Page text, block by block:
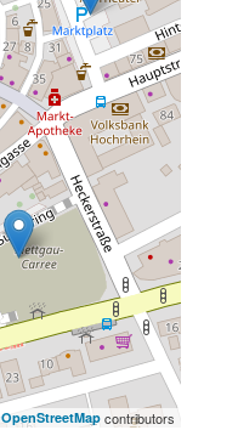
OpenStreetMapcontributors